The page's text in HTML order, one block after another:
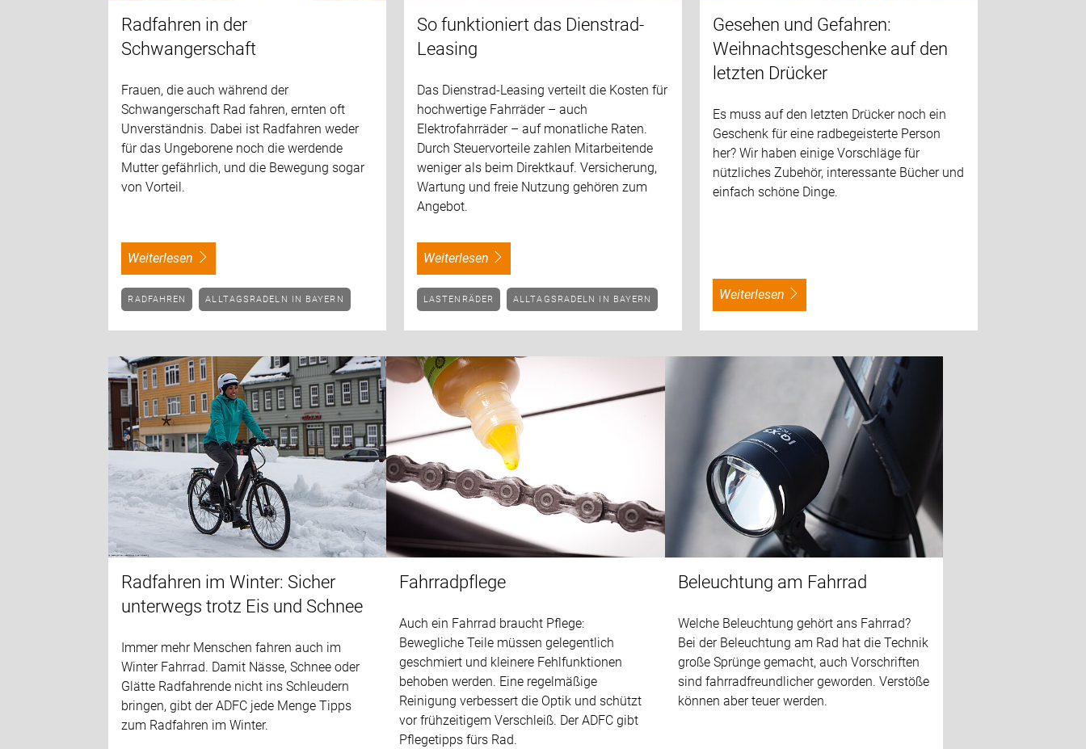
Radfahren in der
Schwangerschaft
Frauen, die auch während der
Schwangerschaft Rad fahren, ernten oft
Unverständnis. Dabei ist Radfahren weder
für das Ungeborene noch die werdende
Mutter gefährlich, und die Bewegung sogar
von Vorteil.
weiterlesen
RADFAHREN ALLTAGSRADELN IN BAYERN
So funktioniert das Dienstrad-
Leasing
Das Dienstrad-Leasing verteilt die Kosten für
hochwertige Fahrräder – auch
Elektrofahrräder – auf monatliche Raten.
Durch Steuervorteile zahlen Mitarbeitende
weniger als beim Direktkauf. Versicherung,
Wartung und freie Nutzung gehören zum
Angebot.
weiterlesen
LASTENRÄDER ALLTAGSRADELN IN BAYERN
Gesehen und Gefahren:
Weihnachtsgeschenke auf den
letzten Drücker
Es muss auf den letzten Drücker noch ein
Geschenk für eine radbegeisterte Person
her? Wir haben einige Vorschläge für
nützliches Zubehör, interessante Bücher und
einfach schöne Dinge.
weiterlesen
Radfahren im Winter: Sicher
unterwegs trotz Eis und Schnee
Immer mehr Menschen fahren auch im
Winter Fahrrad. Damit Nässe, Schnee oder
Glätte Radfahrende nicht ins Schleudern
bringen, gibt der ADFC jede Menge Tipps
zum Radfahren im Winter.
Fahrradpflege
Auch ein Fahrrad braucht Pflege:
Bewegliche Teile müssen gelegentlich
geschmiert und kleinere Fehlfunktionen
behoben werden. Eine regelmäßige
Reinigung verbessert die Optik und schützt
vor frühzeitigem Verschleiß. Der ADFC gibt
Pflegetipps fürs Rad.
Beleuchtung am Fahrrad
Welche Beleuchtung gehört ans Fahrrad?
Bei der Beleuchtung am Rad hat die Technik
große Sprünge gemacht, auch Vorschriften
sind fahrradfreundlicher geworden. Verstöße
können aber teuer werden.